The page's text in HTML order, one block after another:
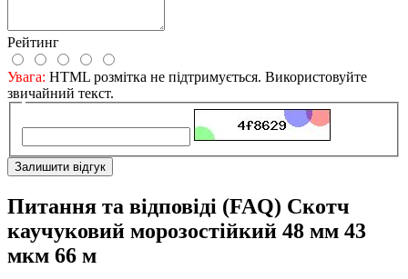
Рейтинг
Увага: HTML розмітка не підтримується. Використовуйте
звичайний текст.
Залишити відгук
Питання та відповіді (FAQ) Скотч
каучуковий морозостійкий 48 мм 43
мкм 66 м